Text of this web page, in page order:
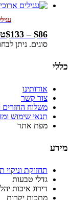
$86
–
$133
סוגים. ניתן
כללי
אודותינו
צור קשר
משלוח החזרים
תנאי שימוש
מפת אתר
מידע
תחזוקת וניקוי
גדלי טבעות
דירוג איכות
מתכות יקרות